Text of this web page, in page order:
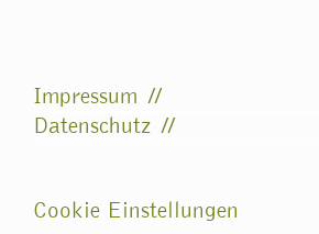
Impressum
Datenschutz
Cookie Einstellungen